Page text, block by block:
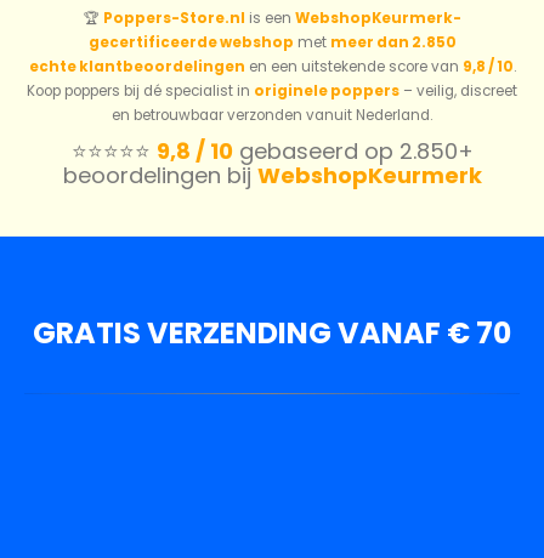
🏆 Poppers-Store.nl is een WebshopKeurmerk-
gecertificeerde webshop met meer dan 2.850
echte klantbeoordelingen en een uitstekende score van 9,8 / 10.
Koop poppers bij dé specialist in originele poppers – veilig, discreet
en betrouwbaar verzonden vanuit Nederland.
⭐️⭐️⭐️⭐️⭐️ 9,8 / 10gebaseerd op 2.850+
beoordelingen bij WebshopKeurmerk
GRATIS VERZENDING VANAF € 70